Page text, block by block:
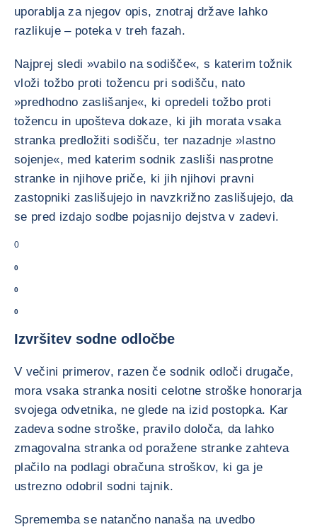
uporablja za njegov opis, znotraj države lahko
razlikuje – poteka v treh fazah.
Najprej sledi »vabilo na sodišče«, s katerim tožnik
vloži tožbo proti tožencu pri sodišču, nato
»predhodno zaslišanje«, ki opredeli tožbo proti
tožencu in upošteva dokaze, ki jih morata vsaka
stranka predložiti sodišču, ter nazadnje »lastno
sojenje«, med katerim sodnik zasliši nasprotne
stranke in njihove priče, ki jih njihovi pravni
zastopniki zaslišujejo in navzkrižno zaslišujejo, da
se pred izdajo sodbe pojasnijo dejstva v zadevi.
0
0
0
0
Izvršitev sodne odločbe
V večini primerov, razen če sodnik odloči drugače,
mora vsaka stranka nositi celotne stroške honorarja
svojega odvetnika, ne glede na izid postopka. Kar
zadeva sodne stroške, pravilo določa, da lahko
zmagovalna stranka od poražene stranke zahteva
plačilo na podlagi obračuna stroškov, ki ga je
ustrezno odobril sodni tajnik.
Sprememba se natančno nanaša na uvedbo